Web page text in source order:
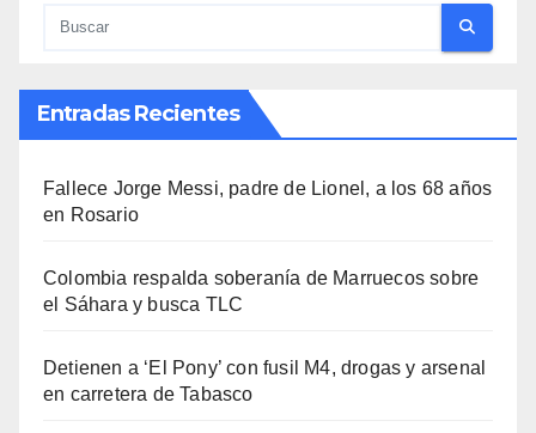
Entradas Recientes
Fallece Jorge Messi, padre de Lionel, a los 68 años
en Rosario
Colombia respalda soberanía de Marruecos sobre
el Sáhara y busca TLC
Detienen a ‘El Pony’ con fusil M4, drogas y arsenal
en carretera de Tabasco